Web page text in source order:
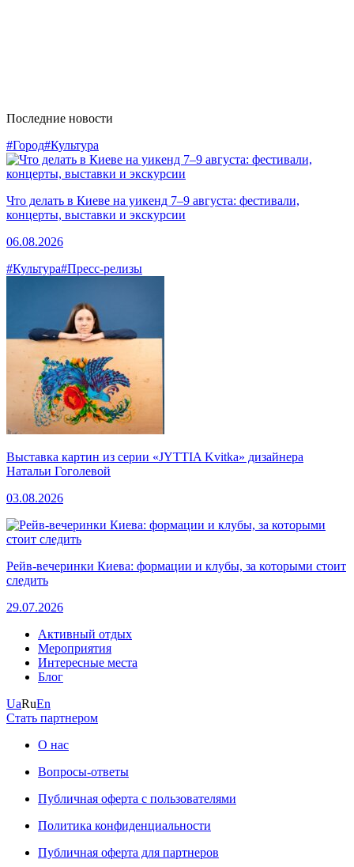
Последние новости
#Город#Культура
Что делать в Киеве на уикенд 7–9 августа: фестивали,
концерты, выставки и экскурсии
06.08.2026
#Культура#Пресс-релизы
Выставка картин из серии «JYTTIA Kvitka» дизайнера
Натальи Гоголевой
03.08.2026
Рейв-вечеринки Киева: формации и клубы, за которыми стоит
следить
29.07.2026
Активный отдых
Мероприятия
Интересные места
Блог
UaRuEn
Стать партнером
О нас
Вопросы-ответы
Публичная оферта с пользователями
Политика конфиденциальности
Публичная оферта для партнеров